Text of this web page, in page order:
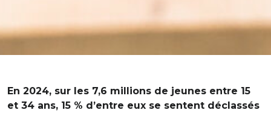
En 2024, sur les 7,6 millions de jeunes entre 15
et 34 ans, 15 % d’entre eux se sentent déclassés